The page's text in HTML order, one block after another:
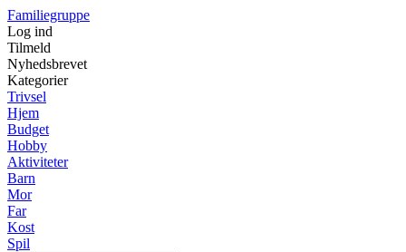
Familiegruppe
Log ind
Tilmeld
Nyhedsbrevet
Kategorier
Trivsel
Hjem
Budget
Hobby
Aktiviteter
Barn
Mor
Far
Kost
Spil